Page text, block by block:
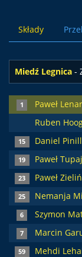
Składy
Miedź Legnica -
1
Paweł
Ruben
15 Daniel
19 Paweł Tupaj
23 Paweł
25 Nemanja
6 Szymon
7 Marcin
59 Mehdi